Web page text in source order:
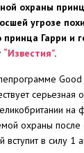
охраны
угрозе
Гарри и
“Известия”.
серьезная
на
охраны после
вступит в силу 1